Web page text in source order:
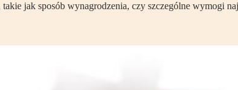
jak sposób wynagrodzenia, czy szczególne wymogi